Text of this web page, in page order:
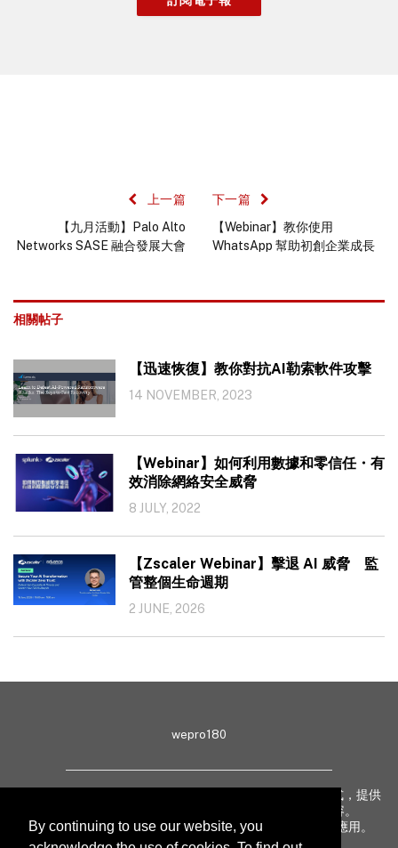
By continuing to use our website, you
上一篇
【九月活動】Palo Alto
Networks SASE 融合發展大會
下一篇
【Webinar】教你使用
WhatsApp 幫助初創企業成長
相關帖子
【迅速恢復】教你對抗AI勒索軟件攻擊
14 NOVEMBER, 2023
【Webinar】如何利用數據和零信任・有
效消除網絡安全威脅
8 JULY, 2022
【Zscaler Webinar】擊退 AI 威脅 監
管整個生命週期
2 JUNE, 2026
wepro180
wepro180 由 IT 業界專家組成，以生動有趣、深入淺出方式，提供
最新 IT 動態、趨勢、技術、行業熱話、專題報導等內容。
致力提升亞太地區科技知識及網絡安全意識，促進新技術應用。